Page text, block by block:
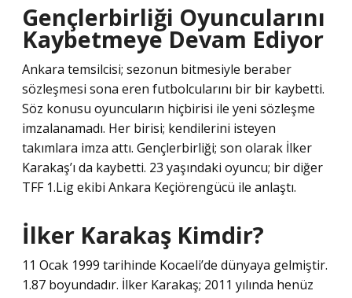
Gençlerbirliği Oyuncularını
Kaybetmeye Devam Ediyor
Ankara temsilcisi; sezonun bitmesiyle beraber
sözleşmesi sona eren futbolcularını bir bir kaybetti.
Söz konusu oyuncuların hiçbirisi ile yeni sözleşme
imzalanamadı. Her birisi; kendilerini isteyen
takımlara imza attı. Gençlerbirliği; son olarak İlker
Karakaş’ı da kaybetti. 23 yaşındaki oyuncu; bir diğer
TFF 1.Lig ekibi Ankara Keçiörengücü ile anlaştı.
İlker Karakaş Kimdir?
11 Ocak 1999 tarihinde Kocaeli’de dünyaya gelmiştir.
1.87 boyundadır. İlker Karakaş; 2011 yılında henüz